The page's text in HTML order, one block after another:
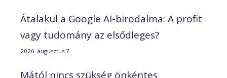
Átalakul a Google AI-birodalma: A profit
vagy tudomány az elsődleges?
2026. augusztus 7.
Mától nincs szükség önkéntes